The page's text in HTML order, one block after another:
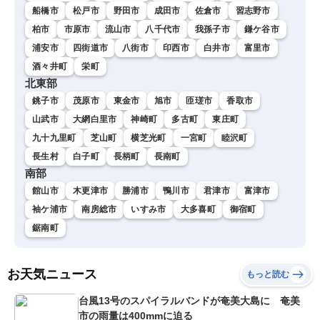
船橋市 松戸市 野田市 成田市 佐倉市
習志野市
柏市
市原市 流山市 八千代市 我孫子市
鎌ケ谷市
浦安市
四街道市 八街市 印西市 白井市
富里市
酒々井町
栄町
北東部
銚子市 茂原市 東金市 旭市 匝瑳市
香取市
山武市
大網白里市 神崎町 多古町
東庄町
九十九里町
芝山町 横芝光町 一宮町
睦沢町
長生村
白子町 長柄町 長南町
南部
館山市 木更津市 勝浦市 鴨川市 君津市
富津市
袖ケ浦市
南房総市 いすみ市 大多喜町
御宿町
鋸南町
お天気ニュース もっと読む
台風13号のスパイラルバンドが奄美大島に 奄美
市の雨量は400mmに迫る